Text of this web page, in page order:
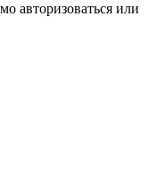
авторизоваться или